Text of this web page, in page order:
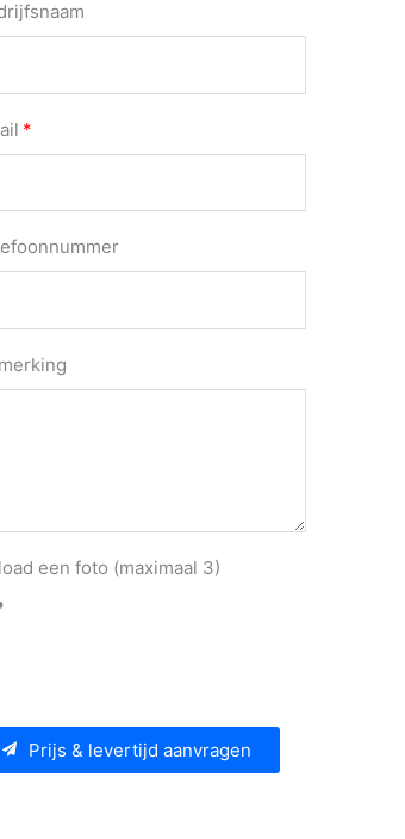
een foto (maximaal 3)
Prijs & levertijd aanvragen